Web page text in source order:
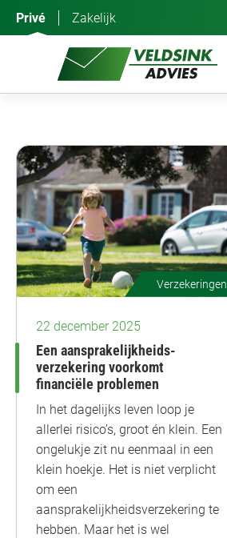
Privé Zakelijk
Verzekeringen
22 december 2025
Een aansprakelijkheids-
verzekering voorkomt
financiële problemen
In het dagelijks leven loop je
allerlei risico’s, groot én klein. Een
ongelukje zit nu eenmaal in een
klein hoekje. Het is niet verplicht
om een
aansprakelijkheidsverzekering te
hebben. Maar het is wel